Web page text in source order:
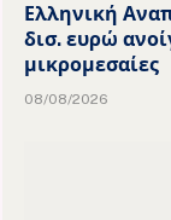
Ελληνική
δισ. ευρώ
μικρομεσαίες
08/08/2026